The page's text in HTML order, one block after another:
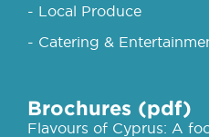
- Local Produce
- Catering &
Brochures (pdf)
Flavours of Cyprus: A